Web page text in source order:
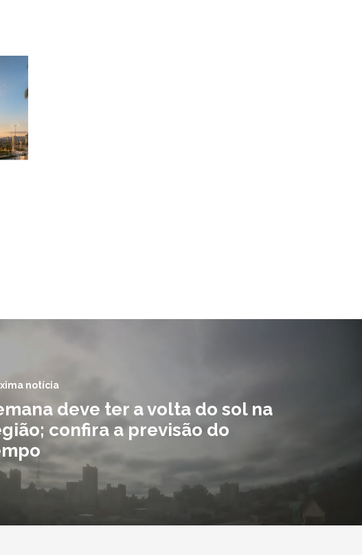
notícia
deve ter a volta do sol na
confira a previsão do